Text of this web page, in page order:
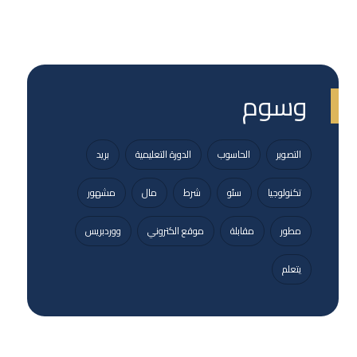
وسوم
التصوير الحاسوب الدورة التعليمية بريد
تكنولوجيا سئو شرط مال مشهور
مطور مقابلة موقع الكتروني ووردبريس
يتعلم
والمعزوفات واغاني المناسبات